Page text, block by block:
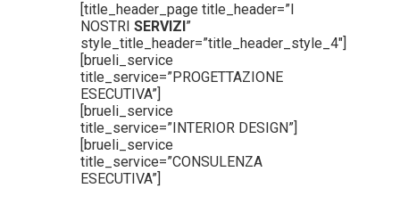
[title_header_page title_header=”I
NOSTRI SERVIZI”
style_title_header=”title_header_style_4″]
[brueli_service
title_service=”PROGETTAZIONE
ESECUTIVA”]
[brueli_service
title_service=”INTERIOR DESIGN”]
[brueli_service
title_service=”CONSULENZA
ESECUTIVA”]